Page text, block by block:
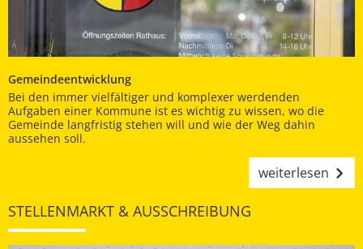
Gemeindeentwicklung
Bei den immer vielfältiger und komplexer werdenden
Aufgaben einer Kommune ist es wichtig zu wissen, wo die
Gemeinde langfristig stehen will und wie der Weg dahin
aussehen soll.
weiterlesen
STELLENMARKT & AUSSCHREIBUNG